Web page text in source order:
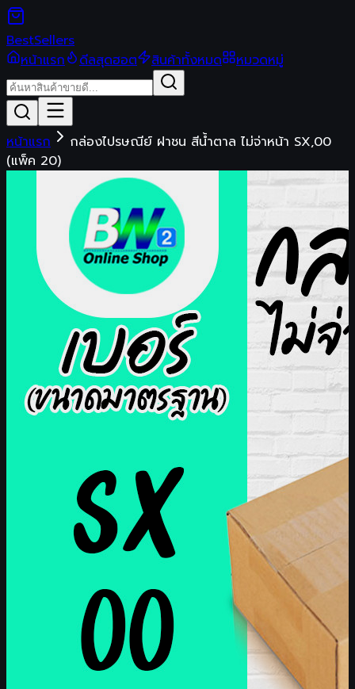
BestSellers
หน้าแรก
ดีลสุดฮอต สินค้าทั้งหมด หมวดหมู่
หน้าแรก
กล่องไปรษณีย์ ฝาชน สีน้ำตาล ไม่จ่าหน้า SX,00
(แพ็ค 20)